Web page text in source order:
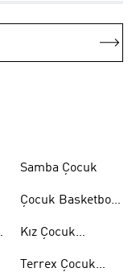
Samba Çocuk
Çocuk Basketbol
Kız Çocuk
Terrex Çocuk